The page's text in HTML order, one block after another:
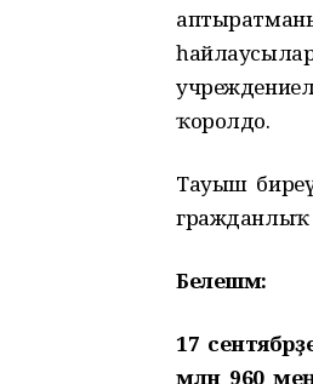
һайлаусылар
ҡоролдо.
Тауыш
гражданлыҡ
Белешмә:
17
млн 960